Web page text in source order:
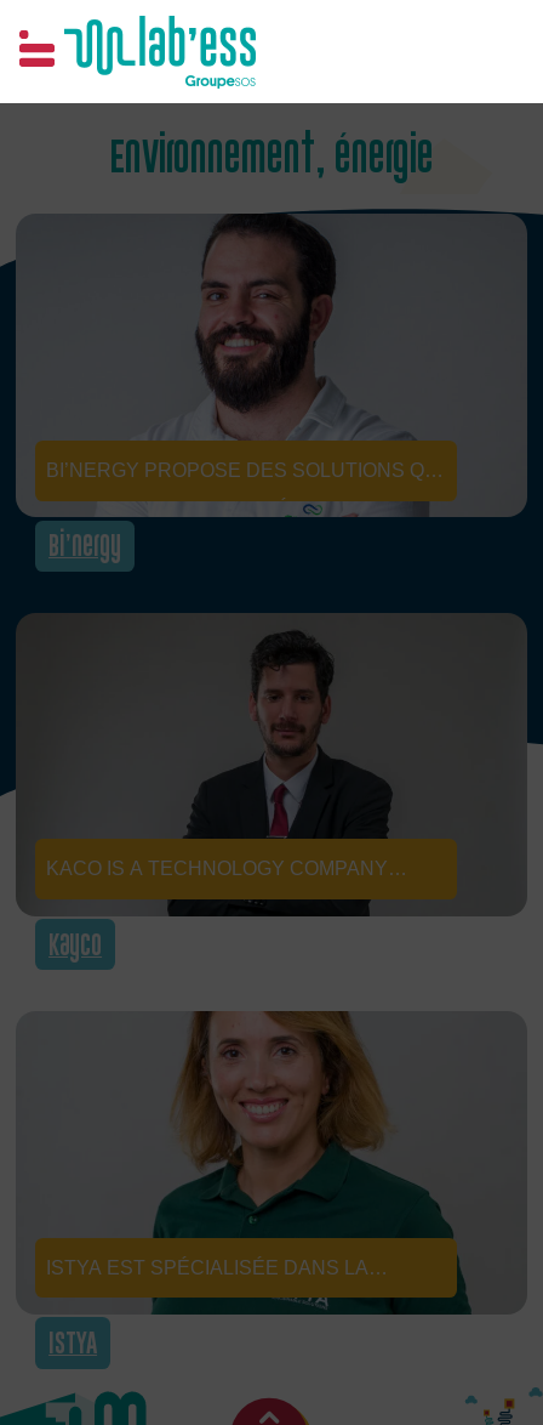
Samim
Environnement, énergie
BI’NERGY PROPOSE DES SOLUTIONS QUI
CONVERTISSENT LES DÉCHETS
ORGANIQUES EN ÉNERGIE PROPRE VIA
LES INDUSTRIES AGROALIMENTAIRE ET
Bi’nergy
KACO IS A TECHNOLOGY COMPANY
SPECIALIZED IN THE INNOVATION OF
ELECTRIC CHARGING, CONTRIBUTING TO
Kayco
ISTYA EST SPÉCIALISÉE DANS LA
CONSTRUCTION DES PISCINES
ÉCOLOGIQUES & NATURELLES OFFRANT
ISTYA